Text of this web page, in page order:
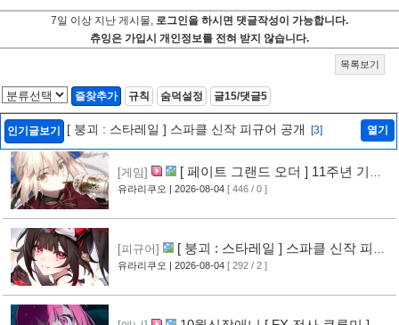
7일 이상 지난 게시물, 로그인을 하시면 댓글작성이 가능합니다.
츄잉은 가입시 개인정보를 전혀 받지 않습니다.
목록보기
즐찾추가 규칙 숨덕설정 글15/댓글5
인기글보기 [ 붕괴 : 스타레일 ] 스파클 신작 피규어 공개 [3] 열기
[게임]
[ 페이트 그랜드 오더 ] 11주년 기념
영상 공개
[6]
유라리쿠오 | 2026-08-04 [ 446 / 0 ]
[피규어]
[ 붕괴 : 스타레일 ] 스파클 신작 피규
어 공개
[3]
유라리쿠오 | 2026-08-04 [ 292 / 2 ]